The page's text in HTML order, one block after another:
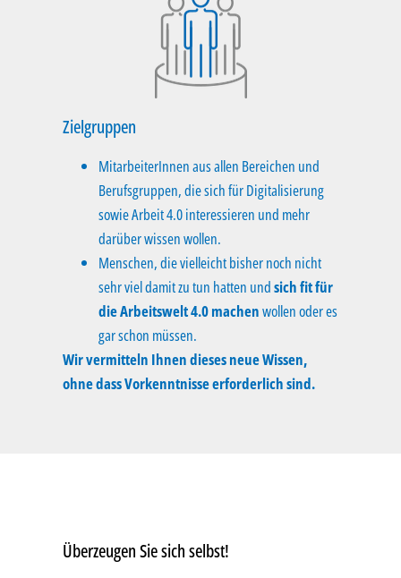
Zielgruppen
MitarbeiterInnen aus allen Bereichen und
Berufsgruppen, die sich für Digitalisierung
sowie Arbeit 4.0 interessieren und mehr
darüber wissen wollen.
Menschen, die vielleicht bisher noch nicht
sehr viel damit zu tun hatten undsich fit für
die Arbeitswelt 4.0 machenwollen oder es
gar schon müssen.
Wir vermitteln Ihnen dieses neue Wissen,
ohne dass Vorkenntnisse erforderlich sind.
Überzeugen Sie sich selbst!